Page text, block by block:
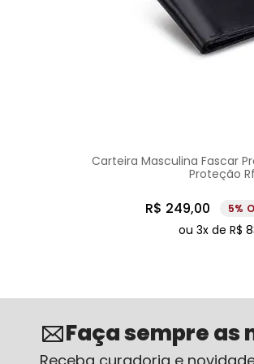
Carteira Masculina Fascar
Proteção
R$ 249,00 5%
ou 3x de R$
Faça sempre as